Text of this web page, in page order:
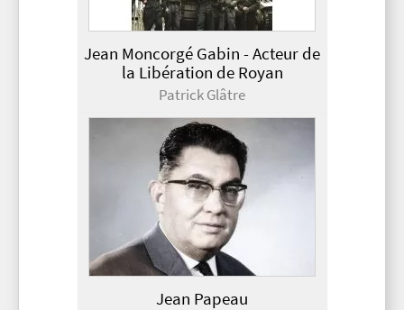
Jean Moncorgé Gabin - Acteur de
la Libération de Royan
Patrick Glâtre
Jean Papeau